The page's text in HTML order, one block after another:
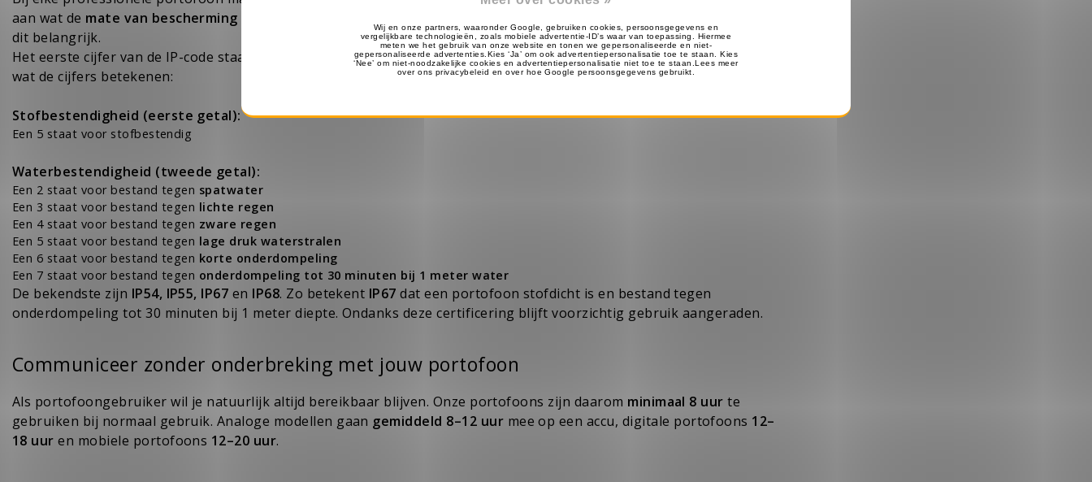
aan wat de mate van bescherming
dit belangrijk.
Het eerste cijfer van de IP-code staat voor stofbestendigheid, het tweede voor waterbestendigheid. Hieronder zie je
wat de cijfers betekenen:
Stofbestendigheid (eerste getal):
Een 5 staat voor stofbestendig
Waterbestendigheid (tweede getal):
Een 2 staat voor bestand tegen spatwater
Een 3 staat voor bestand tegen lichte regen
Een 4 staat voor bestand tegen zware regen
Een 5 staat voor bestand tegen lage druk waterstralen
Een 6 staat voor bestand tegen korte onderdompeling
Een 7 staat voor bestand tegen onderdompeling tot 30 minuten bij 1 meter water
De bekendste zijn IP54, IP55, IP67 en IP68. Zo betekent IP67 dat een portofoon stofdicht is en bestand tegen
onderdompeling tot 30 minuten bij 1 meter diepte. Ondanks deze certificering blijft voorzichtig gebruik aangeraden.
Communiceer zonder onderbreking met jouw portofoon
Als portofoongebruiker wil je natuurlijk altijd bereikbaar blijven. Onze portofoons zijn daarom minimaal 8 uur te
gebruiken bij normaal gebruik. Analoge modellen gaan gemiddeld 8–12 uur mee op een accu, digitale portofoons 12–
18 uur en mobiele portofoons 12–20 uur.